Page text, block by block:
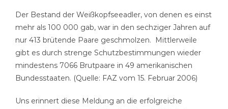
Der Bestand der Weißkopfseeadler, von denen es einst
mehr als 100 000 gab, war in den sechziger Jahren auf
nur 413 brütende Paare geschmolzen. Mittlerweile
gibt es durch strenge Schutzbestimmungen wieder
mindestens 7066 Brutpaare in 49 amerikanischen
Bundesstaaten. (Quelle: FAZ vom 15. Februar 2006)
Uns erinnert diese Meldung an die erfolgreiche